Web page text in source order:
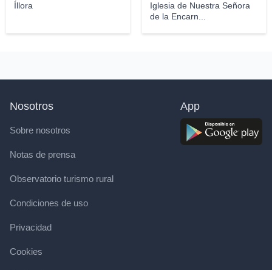
Íllora
Iglesia de Nuestra Señora
de la Encarn...
Nosotros
Sobre nosotros
Notas de prensa
Observatorio turismo rural
Condiciones de uso
Privacidad
Cookies
App